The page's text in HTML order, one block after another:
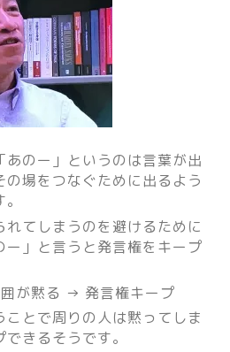
あのー」というのは言葉が出
の場をつなぐために出るよう
れてしまうのを避けるために
ー」と言うと発言権をキープ
が黙る → 発言権キープ
ことで周りの人は黙ってしま
きるそうです。